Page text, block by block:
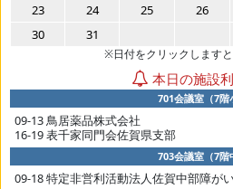
23
24 25 26
30
31
※日付をクリックします
本日の施設
701会議室（7階
09-13 鳥居薬品株式会社
16-19 表千家同門会佐賀県支部
703会議室（7階
09-18 特定非営利活動法人佐賀中部障が